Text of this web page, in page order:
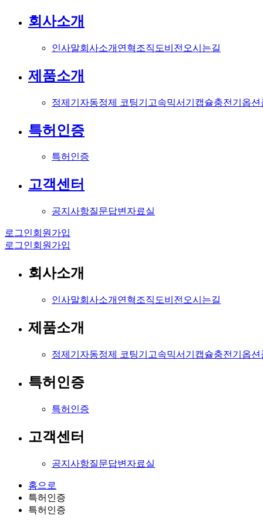
회사소개
인사말회사소개 연혁조직도비전 오시는길
제품소개
정제기 자동정제 코팅기 고속믹서기 캡슐충전기 옵션
특허인증
특허인증
고객센터
공지사항질문답변 자료실
로그인회원가입
로그인회원가입
회사소개
인사말회사소개 연혁조직도비전 오시는길
제품소개
정제기 자동정제 코팅기 고속믹서기 캡슐충전기 옵션
특허인증
특허인증
고객센터
공지사항질문답변 자료실
홈으로
특허인증
특허인증